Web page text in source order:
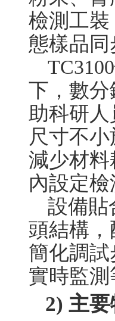
檢測工
態樣品
TC3100
下，數
助科研
尺寸不
減少材料
內設定
設備貼
頭結構
簡化調
實時監
2) 主